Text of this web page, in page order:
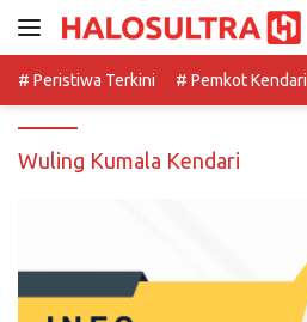
# Peristiwa Terkini
# Pemkot Kendari
Wuling Kumala Kendari